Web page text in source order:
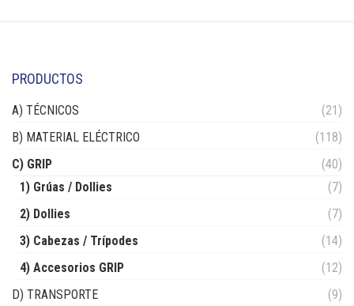
PRODUCTOS
A) TÉCNICOS
(21)
B) MATERIAL ELÉCTRICO
(118)
C) GRIP
(40)
1) Grúas / Dollies
(7)
2) Dollies
(7)
3) Cabezas / Trípodes
(14)
4) Accesorios GRIP
(12)
D) TRANSPORTE
(9)